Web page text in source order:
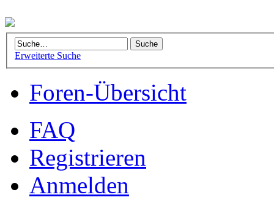
Erweiterte Suche
Foren-Übersicht
FAQ
Registrieren
Anmelden